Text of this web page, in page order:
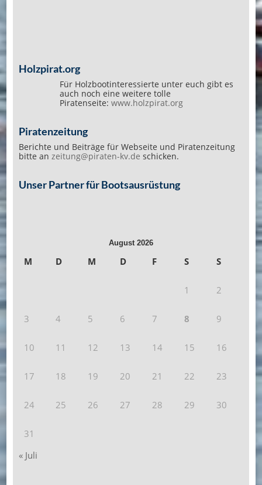
Holzpirat.org
Für Holzbootinteressierte unter euch gibt es
auch noch eine weitere tolle
Piratenseite: www.holzpirat.org
Piratenzeitung
Berichte und Beiträge für Webseite und Piratenzeitung
bitte an zeitung@piraten-kv.de schicken.
Unser Partner für Bootsausrüstung
August 2026
M D M D F S S
1 2
3 4 5 6 7 8 9
10 11 12 13 14 15 16
17 18 19 20 21 22 23
24 25 26 27 28 29 30
31
« Juli